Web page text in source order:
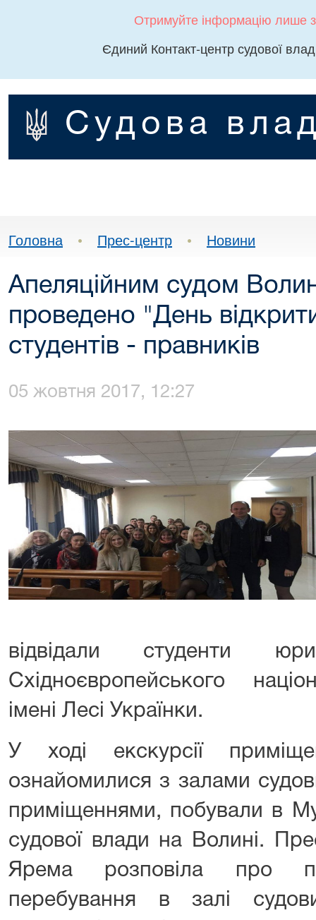
Отримуйте інформацію лише
Єдиний Контакт-центр судової
Судова
Головна • Прес-центр • Новини
Апеляційним судом
проведено "День
студентів - правників
05 жовтня 2017, 12:27
відвідали студенти
Східноєвропейського
імені Лесі Українки.
У ході екскурсії
ознайомилися з залами
приміщеннями, побували в
судової влади на Волині.
Ярема розповіла про
перебування в залі